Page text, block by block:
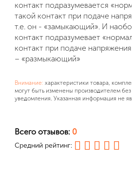
контакт подразумевается
такой контакт при подаче
т.е. он - «замыкающий». И
контакт подразумевает
контакт при подаче
– «размыкающий»
Внимание: характеристики товара,
могут быть изменены производителем
уведомления. Указанная информация не
Всего отзывов: 0
Средний рейтинг: